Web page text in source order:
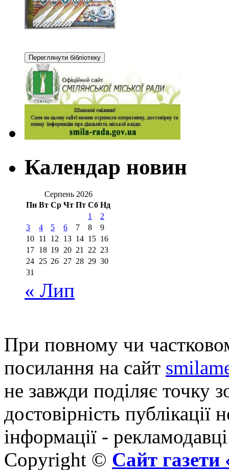
Календар новин
Серпень 2026
Пн Вт Ср Чт Пт Сб Нд
1
2
3
4 5 6 7 8
9
10 11 12 13 14 15 16
17 18 19 20 21 22 23
24 25 26 27 28 29 30
31
« Лип
При повному чи
посилання на сайт
не завжди поділяє точку
достовірність публікації
інформації -
Copyright © Сайт